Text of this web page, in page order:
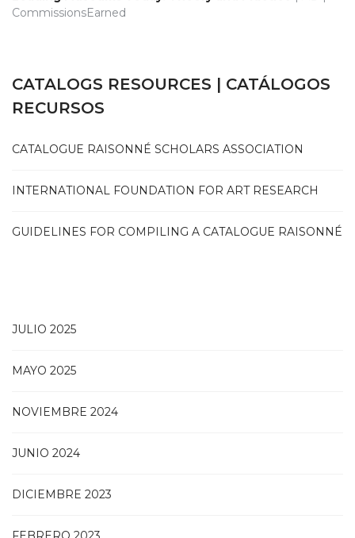
CommissionsEarned
CATALOGS RESOURCES | CATÁLOGOS
RECURSOS
CATALOGUE RAISONNÉ SCHOLARS ASSOCIATION
INTERNATIONAL FOUNDATION FOR ART RESEARCH
GUIDELINES FOR COMPILING A CATALOGUE RAISONNÉ
JULIO 2025
MAYO 2025
NOVIEMBRE 2024
JUNIO 2024
DICIEMBRE 2023